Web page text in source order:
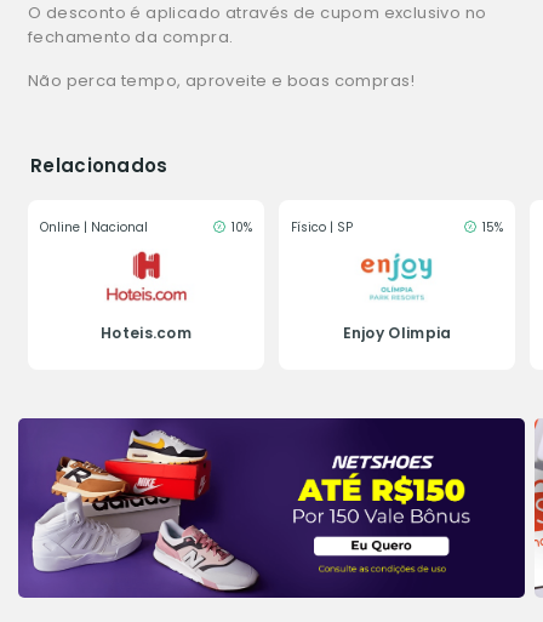
O desconto é aplicado através de cupom exclusivo no
fechamento da compra.
Não perca tempo, aproveite e boas compras!
Relacionados
Online | Nacional 10%
Hoteis.com
Físico | SP 15%
Enjoy Olimpia